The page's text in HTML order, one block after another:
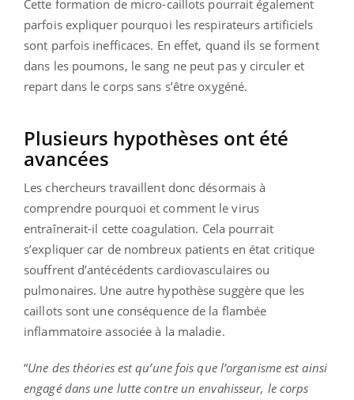
Cette formation de micro-caillots pourrait également
parfois expliquer pourquoi les respirateurs artificiels
sont parfois inefficaces. En effet, quand ils se forment
dans les poumons, le sang ne peut pas y circuler et
repart dans le corps sans s’être oxygéné.
Plusieurs hypothèses ont été
avancées
Les chercheurs travaillent donc désormais à
comprendre pourquoi et comment le virus
entraînerait-il cette coagulation. Cela pourrait
s’expliquer car de nombreux patients en état critique
souffrent d’antécédents cardiovasculaires ou
pulmonaires. Une autre hypothèse suggère que les
caillots sont une conséquence de la flambée
inflammatoire associée à la maladie.
“Une des théories est qu’une fois que l’organisme est ainsi
engagé dans une lutte contre un envahisseur, le corps